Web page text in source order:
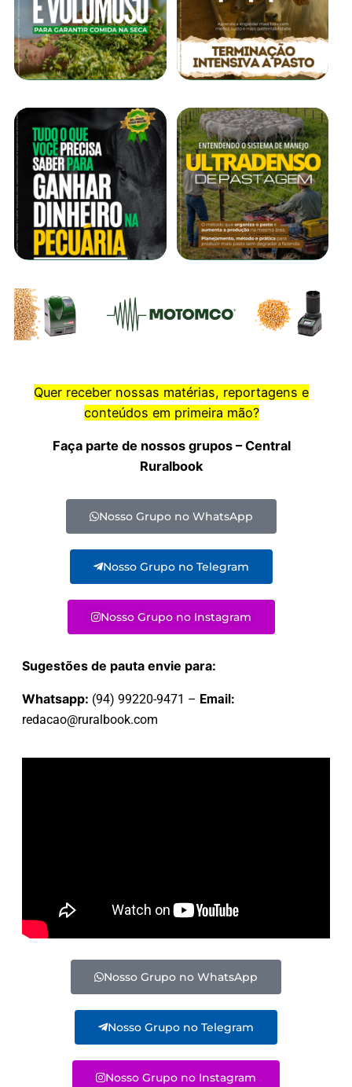
Quer receber nossas matérias, reportagens e
conteúdos em primeira mão?
Faça parte de nossos grupos – Central
Ruralbook
Nosso Grupo no WhatsApp
Nosso Grupo no Telegram
Nosso Grupo no Instagram
Sugestões de pauta envie para:
Whatsapp: (94) 99220-9471 – Email:
redacao@ruralbook.com
Nosso Grupo no WhatsApp
Nosso Grupo no Telegram
Nosso Grupo no Instagram